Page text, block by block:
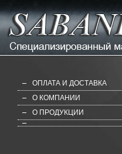
ОПЛАТА И ДОСТАВКА
О КОМПАНИИ
О ПРОДУКЦИИ